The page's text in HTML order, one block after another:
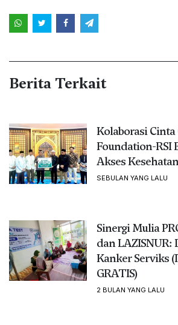
Berita Terkait
Kolaborasi Cinta
Foundation-RSI
Akses
SEBULAN YANG LALU
Sinergi Mulia
dan LAZISNUR:
Kanker Serviks
GRATIS)
2 BULAN YANG LALU